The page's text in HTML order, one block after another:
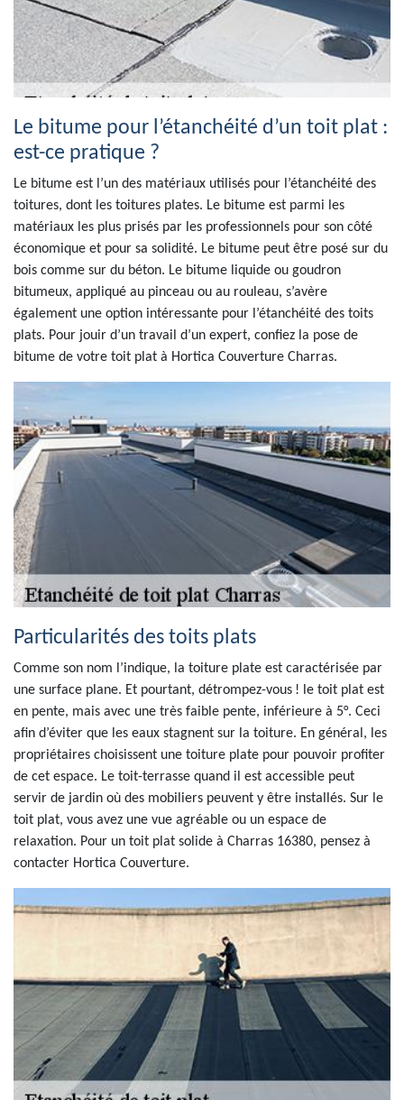
Le bitume pour l’étanchéité d’un toit plat :
est-ce pratique ?
Le bitume est l’un des matériaux utilisés pour l’étanchéité des
toitures, dont les toitures plates. Le bitume est parmi les
matériaux les plus prisés par les professionnels pour son côté
économique et pour sa solidité. Le bitume peut être posé sur du
bois comme sur du béton. Le bitume liquide ou goudron
bitumeux, appliqué au pinceau ou au rouleau, s’avère
également une option intéressante pour l’étanchéité des toits
plats. Pour jouir d’un travail d’un expert, confiez la pose de
bitume de votre toit plat à Hortica Couverture Charras.
Particularités des toits plats
Comme son nom l’indique, la toiture plate est caractérisée par
une surface plane. Et pourtant, détrompez-vous ! le toit plat est
en pente, mais avec une très faible pente, inférieure à 5°. Ceci
afin d’éviter que les eaux stagnent sur la toiture. En général, les
propriétaires choisissent une toiture plate pour pouvoir profiter
de cet espace. Le toit-terrasse quand il est accessible peut
servir de jardin où des mobiliers peuvent y être installés. Sur le
toit plat, vous avez une vue agréable ou un espace de
relaxation. Pour un toit plat solide à Charras 16380, pensez à
contacter Hortica Couverture.